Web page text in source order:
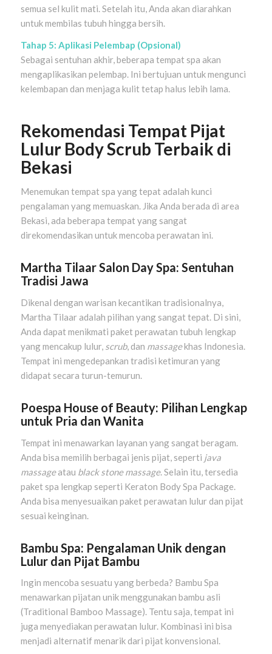
semua sel kulit mati. Setelah itu, Anda akan diarahkan
untuk membilas tubuh hingga bersih.
Tahap 5: Aplikasi Pelembap (Opsional)
Sebagai sentuhan akhir, beberapa tempat spa akan
mengaplikasikan pelembap. Ini bertujuan untuk mengunci
kelembapan dan menjaga kulit tetap halus lebih lama.
Rekomendasi Tempat Pijat
Lulur Body Scrub Terbaik di
Bekasi
Menemukan tempat spa yang tepat adalah kunci
pengalaman yang memuaskan. Jika Anda berada di area
Bekasi, ada beberapa tempat yang sangat
direkomendasikan untuk mencoba perawatan ini.
Martha Tilaar Salon Day Spa: Sentuhan
Tradisi Jawa
Dikenal dengan warisan kecantikan tradisionalnya,
Martha Tilaar adalah pilihan yang sangat tepat. Di sini,
Anda dapat menikmati paket perawatan tubuh lengkap
yang mencakup lulur, scrub, dan massagekhas Indonesia.
Tempat ini mengedepankan tradisi ketimuran yang
didapat secara turun-temurun.
Poespa House of Beauty: Pilihan Lengkap
untuk Pria dan Wanita
Tempat ini menawarkan layanan yang sangat beragam.
Anda bisa memilih berbagai jenis pijat, seperti java
massageatau black stone massage. Selain itu, tersedia
paket spa lengkap seperti Keraton Body Spa Package.
Anda bisa menyesuaikan paket perawatan lulur dan pijat
sesuai keinginan.
Bambu Spa: Pengalaman Unik dengan
Lulur dan Pijat Bambu
Ingin mencoba sesuatu yang berbeda? Bambu Spa
menawarkan pijatan unik menggunakan bambu asli
(Traditional Bamboo Massage). Tentu saja, tempat ini
juga menyediakan perawatan lulur. Kombinasi ini bisa
menjadi alternatif menarik dari pijat konvensional.